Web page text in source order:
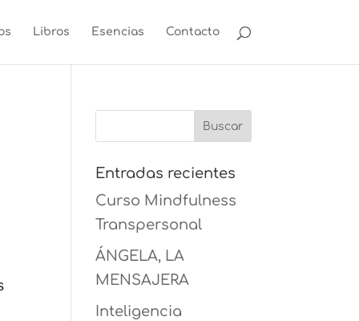
Libros Esencias Contacto
Entradas recientes
Curso Mindfulness
Transpersonal
ÁNGELA, LA
MENSAJERA
Inteligencia